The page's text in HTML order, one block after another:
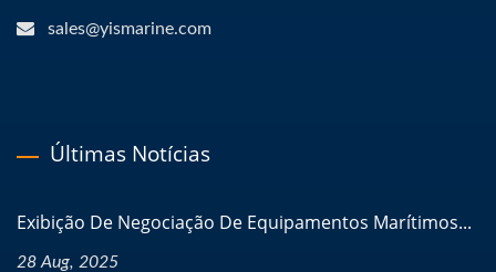
sales@yismarine.com
Últimas Notícias
Exibição De Negociação De Equipamentos Marítimos...
28 Aug, 2025